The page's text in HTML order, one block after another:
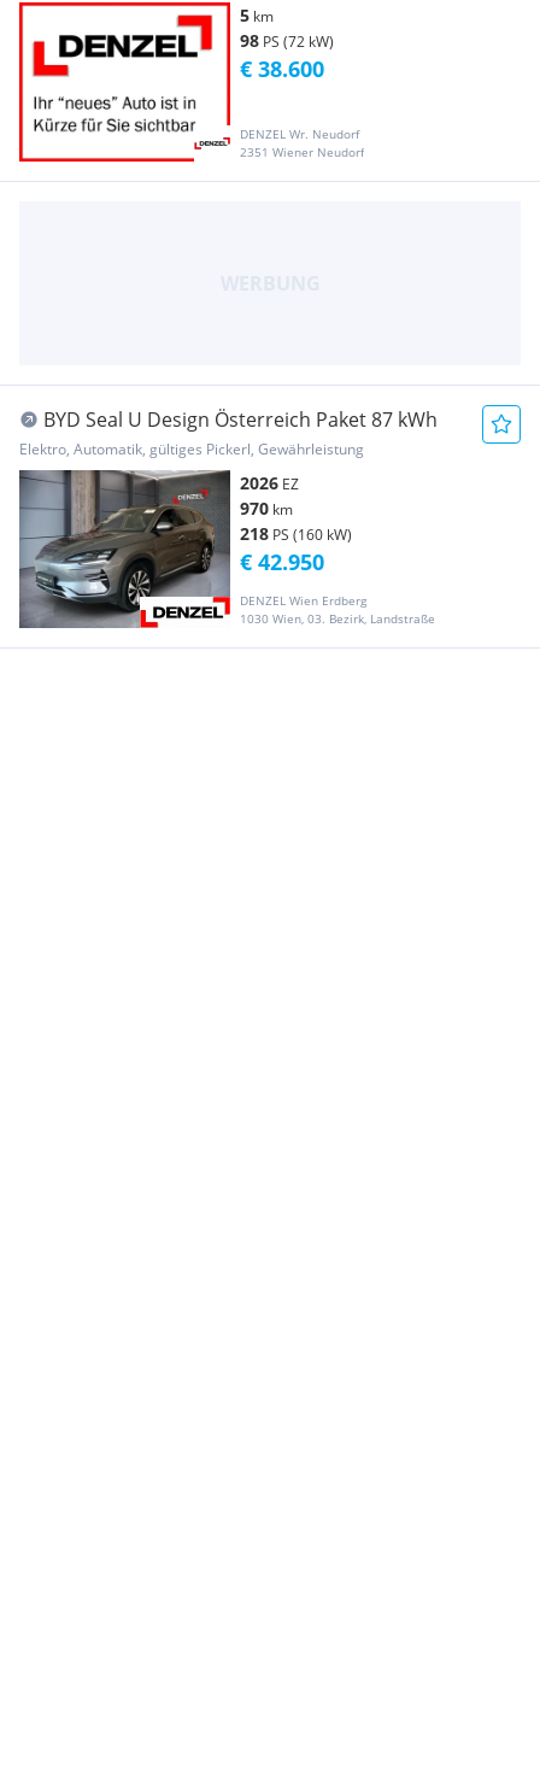
5 km
98 PS (72 kW)
DENZEL Wr. Neudorf
2351 Wiener Neudorf
€ 38.600
BYD Seal U Design Österreich Paket 87 kWh
Elektro, Automatik, gültiges Pickerl, Gewährleistung
2026 EZ
970 km
218 PS (160 kW)
DENZEL Wien Erdberg
1030 Wien, 03. Bezirk, Landstraße
€ 42.950